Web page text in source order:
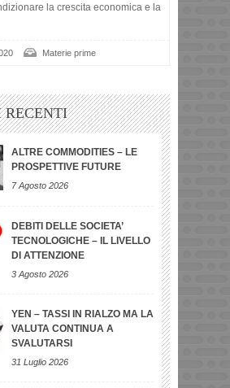
la crescita economica e la
Materie prime
RECENTI
ALTRE COMMODITIES – LE
PROSPETTIVE FUTURE
7 Agosto 2026
DEBITI DELLE SOCIETA’
TECNOLOGICHE – IL LIVELLO
DI ATTENZIONE
3 Agosto 2026
YEN – TASSI IN RIALZO MA LA
VALUTA CONTINUA A
SVALUTARSI
31 Luglio 2026